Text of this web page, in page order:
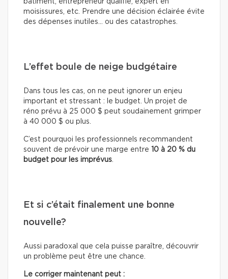
bâtiment, entrepreneur qualifié, expert en
moisissures, etc. Prendre une décision éclairée évite
des dépenses inutiles… ou des catastrophes.
L’effet boule de neige budgétaire
Dans tous les cas, on ne peut ignorer un enjeu
important et stressant : le budget. Un projet de
réno prévu à 25 000 $ peut soudainement grimper
à 40 000 $ ou plus.
C’est pourquoi les professionnels recommandent
souvent de prévoir une marge entre
10 à 20 % du
budget pour les imprévus.
Et si c’était finalement une bonne
nouvelle?
Aussi paradoxal que cela puisse paraître, découvrir
un problème peut être une chance.
Le corriger maintenant peut :